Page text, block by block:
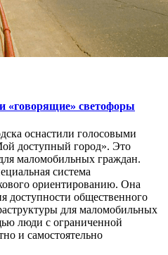
«говорящие» светофоры
оснастили голосовыми
доступный город». Это
маломобильных граждан.
система
ориентированию. Она
доступности общественного
для маломобильных
люди с ограниченной
и самостоятельно